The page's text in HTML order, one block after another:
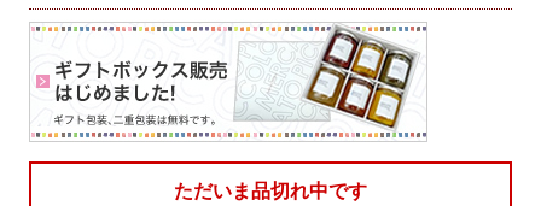
ただいま品切れ中です